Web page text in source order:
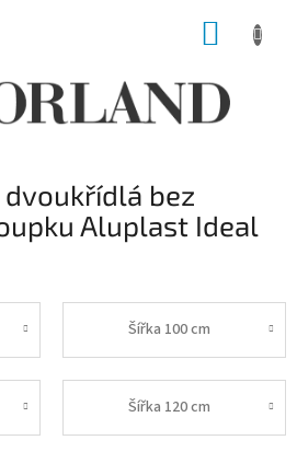
bez
Aluplast Ideal
Šířka 100 cm
Šířka 120 cm